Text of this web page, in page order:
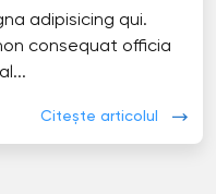
adipisicing qui.
consequat officia
Citește articolul